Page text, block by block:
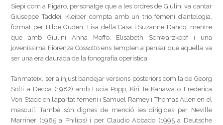
Siepi com a Figaro, personatge que a les ordres de Giulini va cantar
Giuseppe Taddei. Kleiber compta amb un trio femení d’antologia,
format per Hilde Güden, Lisa della Casa i Suzanne Danco, mentre
que amb Giulini Anna Moffo, Elisabeth Schwarzkopf i una
joveníssima Fiorenza Cossotto ens tempten a pensar que aquella va
ser una era daurada de la fonografía operística.
Tanmateix, seria injust bandejar versions posteriors com la de Georg
Solti a Decca (1982) amb Lucia Popp, Kiri Te Kanawa o Frederica
Von Stade en l’apartat femení i Samuel Ramey i Thomas Allen en el
masculí. També són dignes de menció les dirigides per Neville
Marriner (1985 a Philips) i per Claudio Abbado (1995 a Deutsche